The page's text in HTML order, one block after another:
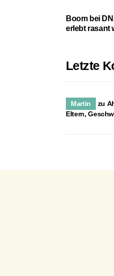
Boom bei
erlebt rasant
Letzte
Martin zu
Eltern,